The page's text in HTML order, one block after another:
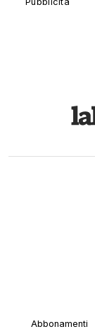
Abbonamenti